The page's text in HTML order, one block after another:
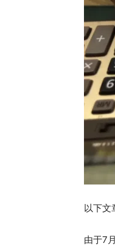
以下文
由于7